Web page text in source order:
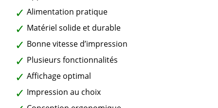
Alimentation pratique
Matériel solide et durable
Bonne vitesse d’impression
Plusieurs fonctionnalités
Affichage optimal
Impression au choix